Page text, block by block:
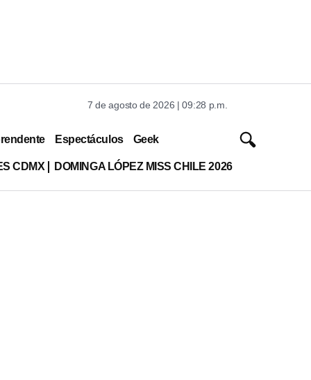
7 de agosto de 2026 | 09:28 p.m.
Espectáculos Geek
CDMX DOMINGA LÓPEZ MISS CHILE 2026